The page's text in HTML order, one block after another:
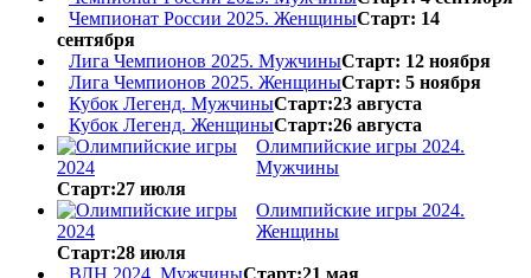
Чемпионат России 2025. ЖенщиныСтарт: 14
сентября
Лига Чемпионов 2025. МужчиныСтарт: 12 ноября
Лига Чемпионов 2025. ЖенщиныСтарт: 5 ноября
Кубок Легенд. МужчиныСтарт:23 августа
Кубок Легенд. ЖенщиныСтарт:26 августа
Олимпийские игры 2024.
Мужчины
Старт:27 июля
Олимпийские игры 2024.
Женщины
Старт:28 июля
ВЛН 2024. МужчиныСтарт:21 мая